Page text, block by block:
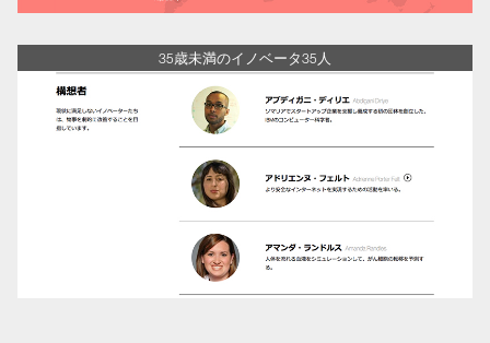
35歳未満のイノベータ35人